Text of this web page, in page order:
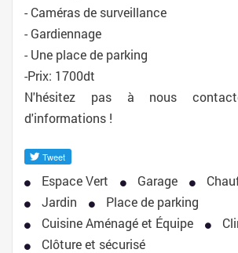
- Caméras de surveillance
- Gardiennage
- Une place de parking
-Prix: 1700dt
N'hésitez pas à nous
d'informations !
Espace Vert Garage
Jardin
Place de parking
Cuisine Aménagé et Équipe
Clôture et sécurisé